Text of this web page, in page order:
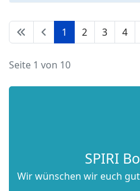
1 2 3 4
Seite 1 von 10
SPIRI
Wir wünschen wir euch